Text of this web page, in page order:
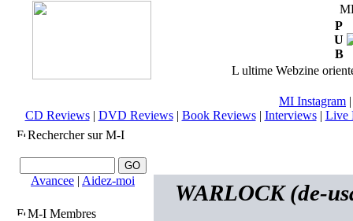
P
U
B
L ultime Webzine
MI Instagram
CD Reviews| DVD Reviews| Book Reviews| Interviews| Live
Rechercher sur M-I
Avancee | Aidez-moi
M-I Membres
WARLOCK (de-